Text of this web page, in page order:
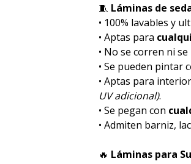
🧵 Láminas de
• 100% lavables y
• Aptas para
• No se corren ni
• Se pueden pintar
• Aptas para
UV adicional).
• Se pegan con
• Admiten barniz,
🔥 Láminas para